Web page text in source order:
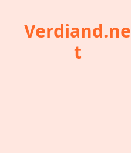
Verdiand.ne
t